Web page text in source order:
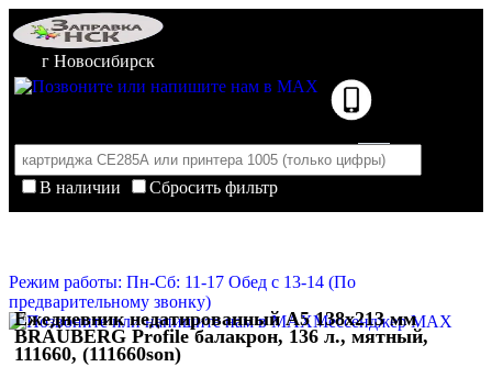
г Новосибирск
В наличии
Сбросить фильтр
Корзина пуста
Режим работы: Пн-Сб: 11-17 Обед с 13-14 (По
предварительному звонку)
Мессенджер MAX
Ежедневник недатированный А5 138x213 мм
BRAUBERG Profile балакрон, 136 л., мятный,
111660, (111660son)